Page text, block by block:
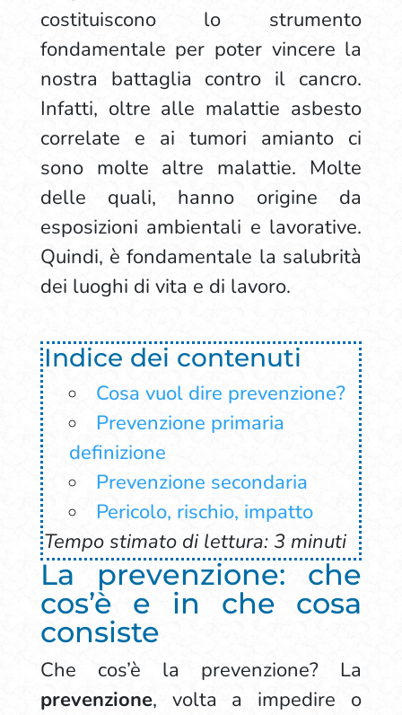
costituiscono lo strumento
fondamentale per poter vincere la
nostra battaglia contro il cancro.
Infatti, oltre alle malattie asbesto
correlate e ai tumori amianto ci
sono molte altre malattie. Molte
delle quali, hanno origine da
esposizioni ambientali e lavorative.
Quindi, è fondamentale la salubrità
dei luoghi di vita e di lavoro.
Indice dei contenuti
Cosa vuol dire prevenzione?
Prevenzione primaria
definizione
Prevenzione secondaria
Pericolo, rischio, impatto
Tempo stimato di lettura: 3 minuti
La prevenzione: che
cos’è e in che cosa
consiste
Che cos’è la prevenzione? La
prevenzione, volta a impedire o